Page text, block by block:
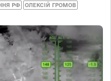
РФ ОЛЕКСІЙ ГРОМОВ